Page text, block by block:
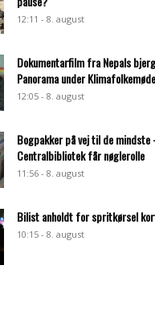
12:11 - 8. august
Dokumentarfilm fra Nepals
Panorama under
12:05 - 8. august
Bogpakker på vej til de mindste
Centralbibliotek får nøglerolle
11:56 - 8. august
Bilist anholdt for spritkørsel
10:15 - 8. august